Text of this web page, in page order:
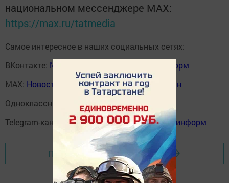
национальном мессенджере MАХ:
https://max.ru/tatmedia
Самое интересное в наших социальных сетях:
ВКонтакте: Мензелинск news - Мензеля-информ
MAX: Новости Мензелинска - Мензеля онлайн
Одноклассники:
ok.ru/menzelinsk
Telegram-канал:
Мензелинск news - Мензеля-информ
Перейти на страницу новости